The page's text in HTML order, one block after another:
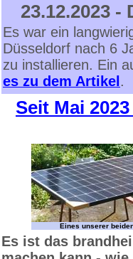
23.12.2023
Es war ein
Düsseldorf nach 6
zu installieren. Ein
es zu dem Artikel .
Seit Mai
Eines unserer
Es ist das